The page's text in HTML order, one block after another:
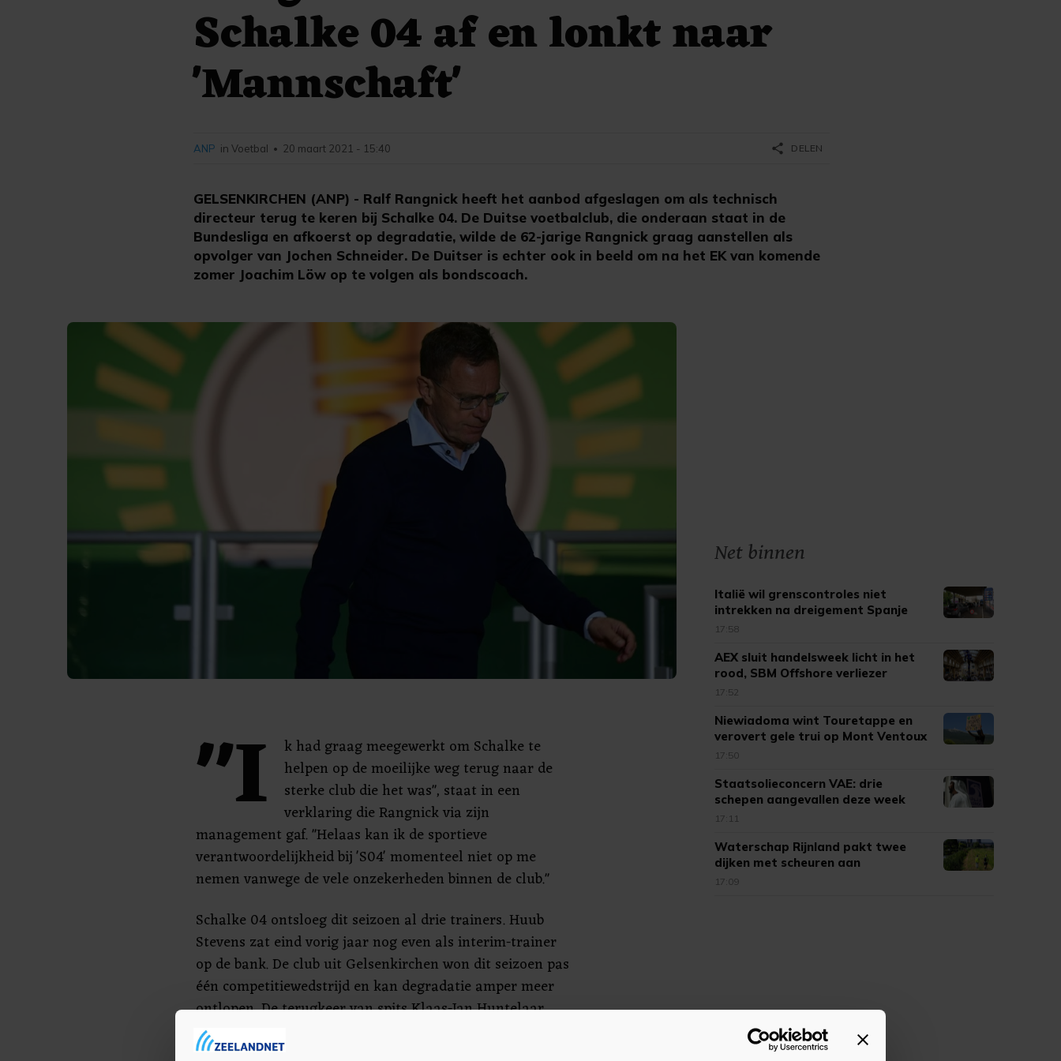
Schalke 04 af en lonkt naar
'Mannschaft'
GELSENKIRCHEN (ANP) - Ralf Rangnick heeft het aanbod afgeslagen om als technisch
directeur terug te keren bij Schalke 04. De Duitse voetbalclub, die onderaan staat in de
Bundesliga en afkoerst op degradatie, wilde de 62-jarige Rangnick graag aanstellen als
opvolger van Jochen Schneider. De Duitser is echter ook in beeld om na het EK van komende
zomer Joachim Löw op te volgen als bondscoach.
ANP in Voetbal • 20 maart 2021 - 15:40 share DELEN
"I
k had graag meegewerkt om Schalke te
helpen op de moeilijke weg terug naar de
sterke club die het was", staat in een
verklaring die Rangnick via zijn
management gaf. "Helaas kan ik de sportieve
verantwoordelijkheid bij 'S04' momenteel niet op me
nemen vanwege de vele onzekerheden binnen de club."
Schalke 04 ontsloeg dit seizoen al drie trainers. Huub
Stevens zat eind vorig jaar nog even als interim-trainer
op de bank. De club uit Gelsenkirchen won dit seizoen pas
één competitiewedstrijd en kan degradatie amper meer
ontlopen. De terugkeer van spits Klaas-Jan Huntelaar
afgelopen winter had ook niet het gewenste effect.
Huntelaar kwam vanwege fysieke problemen pas één
Net binnen
Italië wil grenscontroles niet
intrekken na dreigement Spanje
17:58
AEX sluit handelsweek licht in het
rood, SBM Offshore verliezer
17:52
Niewiadoma wint Touretappe en
verovert gele trui op Mont Ventoux
17:50
Staatsolieconcern VAE: drie
schepen aangevallen deze week
17:11
Waterschap Rijnland pakt twee
dijken met scheuren aan
17:09